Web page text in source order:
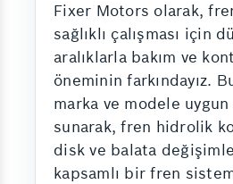
Fixer Motors olarak,
sağlıklı çalışması için
aralıklarla bakım ve
öneminin farkındayız.
marka ve modele
sunarak, fren hidrolik
disk ve balata
kapsamlı bir fren